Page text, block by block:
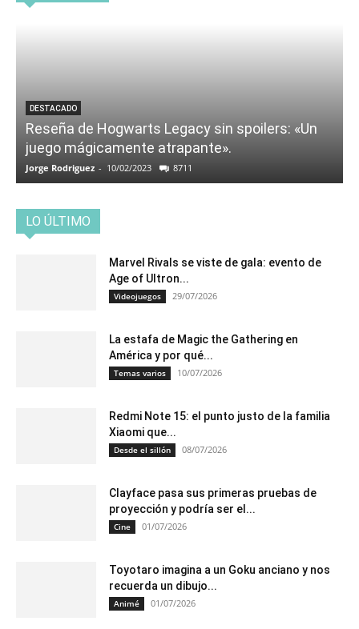
DESTACADO
Reseña de Hogwarts Legacy sin spoilers: «Un
juego mágicamente atrapante».
Jorge Rodriguez - 10/02/2023 8711
LO ÚLTIMO
Marvel Rivals se viste de gala: evento de
Age of Ultron...
Videojuegos 29/07/2026
La estafa de Magic the Gathering en
América y por qué...
Temas varios 10/07/2026
Redmi Note 15: el punto justo de la familia
Xiaomi que...
Desde el sillón 08/07/2026
Clayface pasa sus primeras pruebas de
proyección y podría ser el...
Cine 01/07/2026
Toyotaro imagina a un Goku anciano y nos
recuerda un dibujo...
Animé 01/07/2026